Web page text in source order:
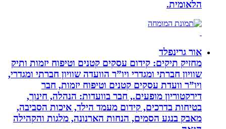
הלאומית.
אור גרינפלד
מחזיק תיקים: קידום עסקים קטנים וטיפוח יזמות ותיק
שוויון חברתי ומגדרי ויו”ר הוועדה שוויון חברתי ומגדרי,
ויו”ר וועדת עסקים קטנים וטיפוח יזמות, חבר
דירקטוריון מופעים., חבר בוועדות: הנהלה, חינוך,
בטיחות בדרכים, קידום מעמד הילד, איכות הסביבה,
מאבק בנגע הסמים, הנחות הארנונה, מלגות והקהילה